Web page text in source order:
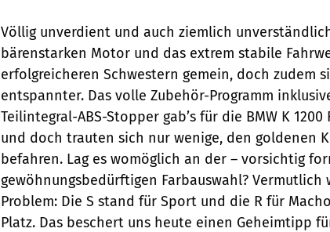
Völlig unverdient und auch ziemlich
bärenstarken Motor und das extrem stabile
erfolgreicheren Schwestern gemein, doch zudem
entspannter. Das volle Zubehör-Programm
Teilintegral-ABS-Stopper gab’s für die BMW K
und doch trauten sich nur wenige, den goldenen
befahren. Lag es womöglich an der – vorsichtig
gewöhnungsbedürftigen Farbauswahl? Vermutlich
Problem: Die S stand für Sport und die R für
Platz. Das beschert uns heute einen Geheimtipp